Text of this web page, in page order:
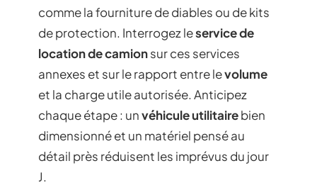
comme la fourniture de diables ou de kits
de protection. Interrogez leservice de
location de camionsur ces services
annexes et sur le rapport entre levolume
et la charge utile autorisée. Anticipez
chaque étape : unvéhicule utilitairebien
dimensionné et un matériel pensé au
détail près réduisent les imprévus du jour
J.